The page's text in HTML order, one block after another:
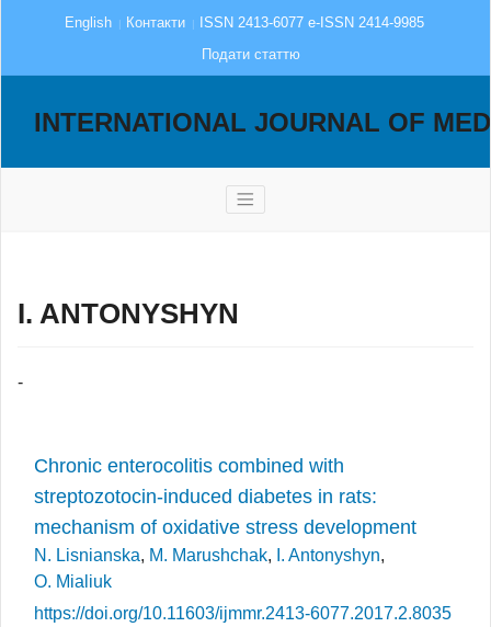
English Контакти
ISSN 2413-6077 e-ISSN 2414-9985
Подати статтю
INTERNATIONAL JOURNAL OF
I. ANTONYSHYN
-
Chronic enterocolitis combined with
streptozotocin-induced diabetes in rats:
mechanism of oxidative stress development
N. Lisnianska, M. Маrushchak, I. Antonyshyn,
O. Mialiuk
https://doi.org/10.11603/ijmmr.2413-6077.2017.2.8035